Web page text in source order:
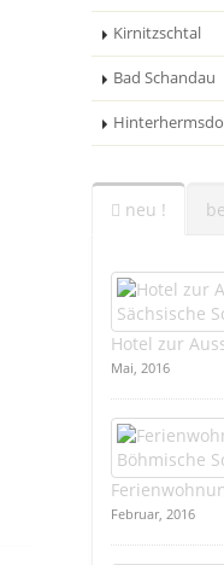
Kirnitzschtal
Bad Schandau
neu !
Hotel zur
Mai, 2016
Februar, 2016